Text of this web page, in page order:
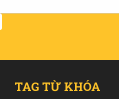
TAG TỪ KHÓA